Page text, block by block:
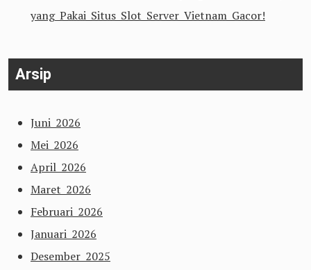
yang Pakai Situs Slot Server Vietnam Gacor!
Arsip
Juni 2026
Mei 2026
April 2026
Maret 2026
Februari 2026
Januari 2026
Desember 2025